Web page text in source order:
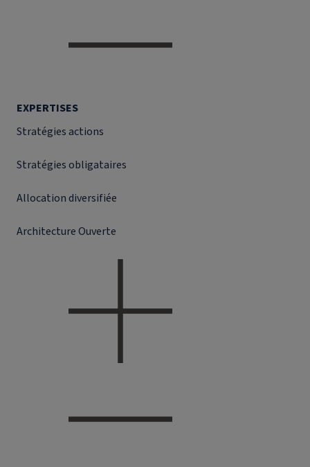
EXPERTISES
Stratégies actions
Stratégies obligataires
Allocation diversifiée
Architecture Ouverte